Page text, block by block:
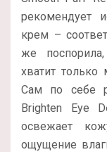
рекомендует
крем –
же
хватит только
Сам по себе
Brighten Eye
освежает
ощущение